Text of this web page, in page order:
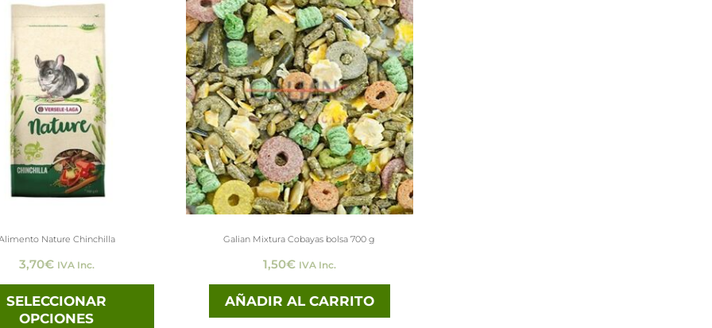
Nature Chinchilla
3,70€ IVA Inc.
SELECCIONAR
OPCIONES
producto
tiene
múltiples
variantes.
opciones
pueden
Galian Mixtura Cobayas bolsa 700 g
1,50€ IVA Inc.
AÑADIR AL CARRITO